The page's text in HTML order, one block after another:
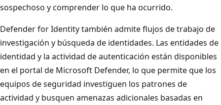
sospechoso y comprender lo que ha ocurrido.
Defender for Identity también admite flujos de trabajo de
investigación y búsqueda de identidades. Las entidades de
identidad y la actividad de autenticación están disponibles
en el portal de Microsoft Defender, lo que permite que los
equipos de seguridad investiguen los patrones de
actividad y busquen amenazas adicionales basadas en